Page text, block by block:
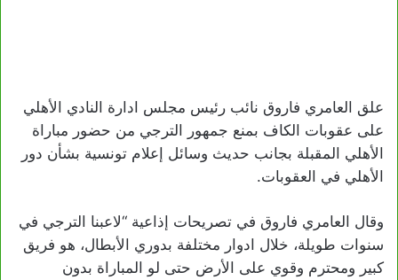
علق العامري فاروق نائب رئيس مجلس ادارة النادي الأهلي
على عقوبات الكاف بمنع جمهور الترجي من حضور مباراة
الأهلي المقبلة بجانب حديث وسائل إعلام تونسية بشأن دور
الأهلي في العقوبات.
وقال العامري فاروق في تصريحات إذاعية “لاعبنا الترجي في
سنوات طويلة، خلال ادوار مختلفة بدوري الأبطال، هو فريق
كبير ومحترم وقوي على الأرض حتى لو المباراة بدون